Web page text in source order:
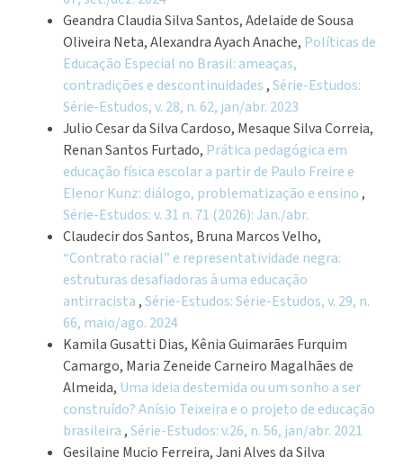
Geandra Claudia Silva Santos, Adelaide de Sousa
Oliveira Neta, Alexandra Ayach Anache, Políticas de
Educação Especial no Brasil: ameaças,
contradições e descontinuidades ,Série-Estudos:
Série-Estudos, v. 28, n. 62, jan/abr. 2023
Julio Cesar da Silva Cardoso, Mesaque Silva Correia,
Renan Santos Furtado, Prática pedagógica em
educação física escolar a partir de Paulo Freire e
Elenor Kunz: diálogo, problematização e ensino ,
Série-Estudos: v. 31 n. 71 (2026): Jan./abr.
Claudecir dos Santos, Bruna Marcos Velho,
“Contrato racial” e representatividade negra:
estruturas desafiadoras à uma educação
antirracista ,Série-Estudos: Série-Estudos, v. 29, n.
66, maio/ago. 2024
Kamila Gusatti Dias, Kênia Guimarães Furquim
Camargo, Maria Zeneide Carneiro Magalhães de
Almeida, Uma ideia destemida ou um sonho a ser
construído? Anísio Teixeira e o projeto de educação
brasileira ,Série-Estudos: v.26, n. 56, jan/abr. 2021
Gesilaine Mucio Ferreira, Jani Alves da Silva